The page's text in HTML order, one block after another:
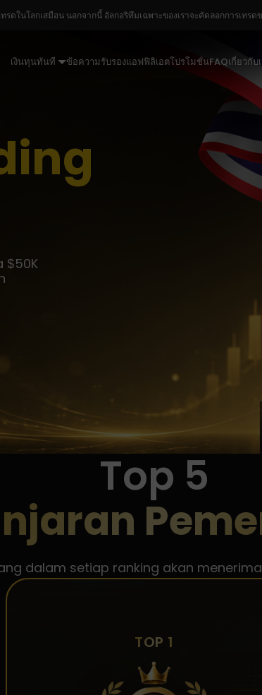
ดในโลกเสมือน นอกจากนี้ อัลกอริทึมเฉพาะของเราจะคัดลอกการเทร
เงินทุนทันที ข้อความรับรองแอฟฟิลิเอตโปรโมชั่นFAQเกี่ยวกับ
$50K
Top 5
dalam setiap ranking akan
TOP 1